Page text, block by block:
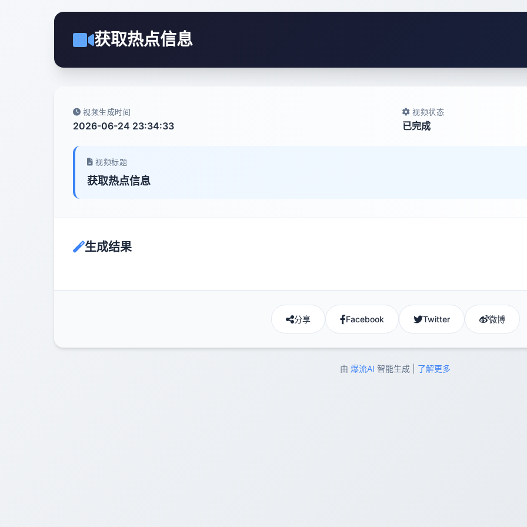
获取热点信息
视频生成时间
2026-06-24 23:34:33
视频状态
已完成
视频标题
获取热点信息
生成结果
分享 Facebook Twitter 微博
由 爆流AI 智能生成 | 了解更多